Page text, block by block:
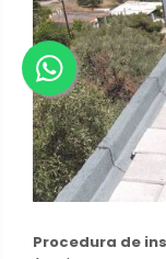
Procedura de